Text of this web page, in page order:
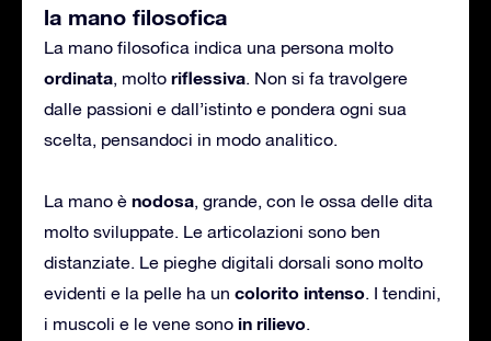
la mano filosofica
La mano filosofica indica una persona molto
ordinata, molto riflessiva. Non si fa travolgere
dalle passioni e dall’istinto e pondera ogni sua
scelta, pensandoci in modo analitico.
La mano è nodosa, grande, con le ossa delle dita
molto sviluppate. Le articolazioni sono ben
distanziate. Le pieghe digitali dorsali sono molto
evidenti e la pelle ha un colorito intenso. I tendini,
i muscoli e le vene sono in rilievo.